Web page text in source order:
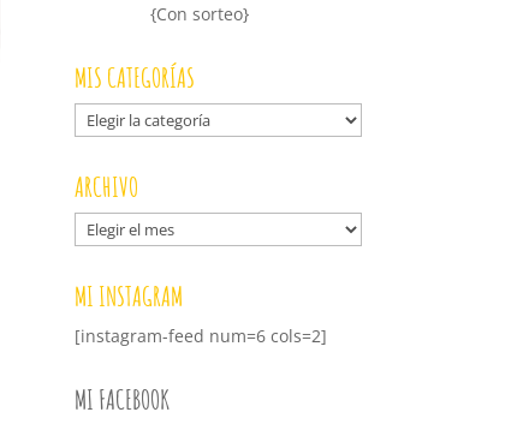
{Con sorteo}
MIS CATEGORÍAS
Mis
categorías
ARCHIVO
Archivo
MI INSTAGRAM
[instagram-feed num=6 cols=2]
MI FACEBOOK